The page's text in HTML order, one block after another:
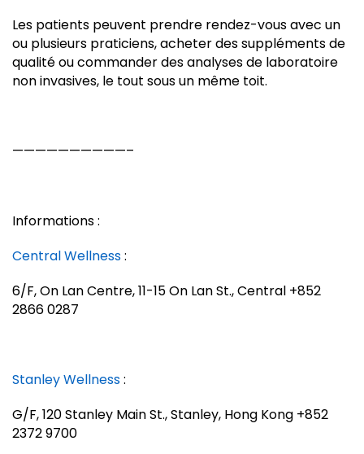
Les patients peuvent prendre rendez-vous avec un
ou plusieurs praticiens, acheter des suppléments de
qualité ou commander des analyses de laboratoire
non invasives, le tout sous un même toit.
——————————–
Informations :
Central Wellness:
6/F, On Lan Centre, 11-15 On Lan St., Central +852
2866 0287
Stanley Wellness:
G/F, 120 Stanley Main St., Stanley, Hong Kong +852
2372 9700